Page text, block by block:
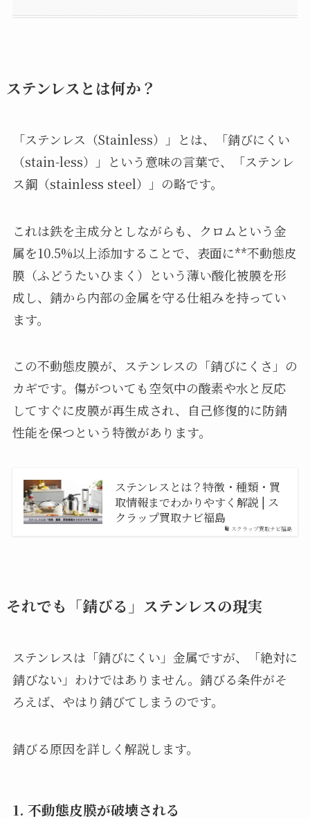
ステンレスとは何か？
「ステンレス（Stainless）」とは、「錆びにくい
（stain-less）」という意味の言葉で、「ステンレ
ス鋼（stainless steel）」の略です。
これは鉄を主成分としながらも、クロムという金
属を10.5%以上添加することで、表面に**不動態皮
膜（ふどうたいひまく）という薄い酸化被膜を形
成し、錆から内部の金属を守る仕組みを持ってい
ます。
この不動態皮膜が、ステンレスの「錆びにくさ」の
カギです。傷がついても空気中の酸素や水と反応
してすぐに皮膜が再生成され、自己修復的に防錆
性能を保つという特徴があります。
スクラップ買取ナビ福島
ステンレスとは？特徴・種類・買
取情報までわかりやすく解説 | ス
クラップ買取ナビ福島
それでも「錆びる」ステンレスの現実
ステンレスは「錆びにくい」金属ですが、「絶対に
錆びない」わけではありません。錆びる条件がそ
ろえば、やはり錆びてしまうのです。
錆びる原因を詳しく解説します。
1. 不動態皮膜が破壊される